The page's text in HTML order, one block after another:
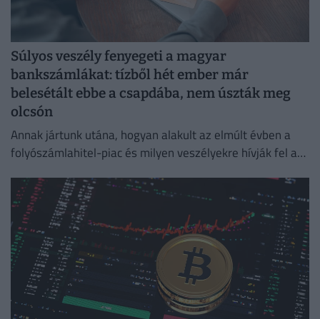
Súlyos veszély fenyegeti a magyar
bankszámlákat: tízből hét ember már
belesétált ebbe a csapdába, nem úszták meg
olcsón
Annak jártunk utána, hogyan alakult az elmúlt évben a
folyószámlahitel-piac és milyen veszélyekre hívják fel a